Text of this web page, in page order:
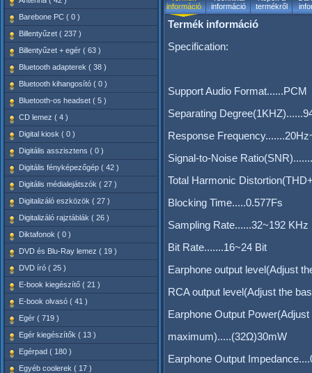
Barebone PC ( 0 )
Billentyűzet ( 237 )
Billentyűzet + egér ( 63 )
Bluetooth adapterek ( 38 )
Bluetooth kihangosító ( 0 )
Bluetooth-os headset ( 5 )
CD lemez ( 4 )
Digital kiosk ( 0 )
Digitális asszisztens ( 0 )
Digitális fényképezőgép ( 42 )
Digitális médialejátszók ( 27 )
Digitalizáló eszközök ( 27 )
Digitalizáló rajztáblák ( 26 )
Diktafonok ( 0 )
DVD és Blu-Ray lemez ( 19 )
DVD író ( 25 )
E-book kiegészítő ( 21 )
E-book olvasó ( 41 )
Egér ( 719 )
Egér kiegészítők ( 13 )
Egérpad ( 180 )
Egyéb coolerek ( 17 )
információ
információ
termékről
Termék információ
Specification:
Support Audio Format......PCM
Separating
Response
Signal-to-Noise
Total Harmonic
Blocking Time.....0.577Fs
Sampling Rate......32~192 KHz
Bit Rate.......16~24 Bit
Earphone output level(Adjust
RCA output level(Adjust the
Earphone Output
maximum).....(32Ω)30mW
Earphone Output